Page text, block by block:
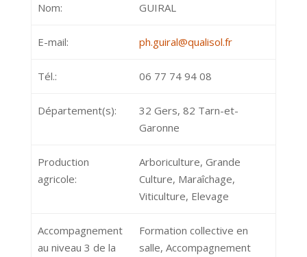
Nom: GUIRAL
E-mail: ph.guiral@qualisol.fr
Tél.: 06 77 74 94 08
Département(s):
32 Gers, 82 Tarn-et-
Garonne
Production
agricole:
Arboriculture, Grande
Culture, Maraîchage,
Viticulture, Elevage
Accompagnement
au niveau 3 de la
Formation collective en
salle, Accompagnement